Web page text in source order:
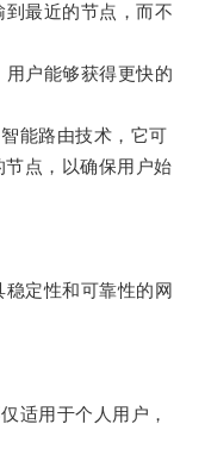
最近的节点，而不
户能够获得更快的
能路由技术，它可
点，以确保用户始
定性和可靠性的网
用于个人用户，